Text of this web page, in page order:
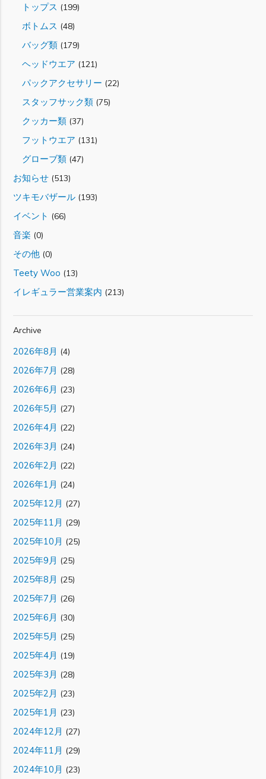
トップス (199)
ボトムス (48)
バッグ類(179)
ヘッドウエア (121)
パックアクセサリー (22)
スタッフサック類(75)
クッカー類(37)
フットウエア (131)
グローブ類(47)
お知らせ(513)
ツキモバザール(193)
イベント (66)
音楽 (0)
その他(0)
Teety Woo (13)
イレギュラー営業案内 (213)
Archive
2026年8月 (4)
2026年7月 (28)
2026年6月 (23)
2026年5月 (27)
2026年4月 (22)
2026年3月 (24)
2026年2月 (22)
2026年1月 (24)
2025年12月 (27)
2025年11月 (29)
2025年10月 (25)
2025年9月 (25)
2025年8月 (25)
2025年7月 (26)
2025年6月 (30)
2025年5月 (25)
2025年4月 (19)
2025年3月 (28)
2025年2月 (23)
2025年1月 (23)
2024年12月 (27)
2024年11月 (29)
2024年10月 (23)